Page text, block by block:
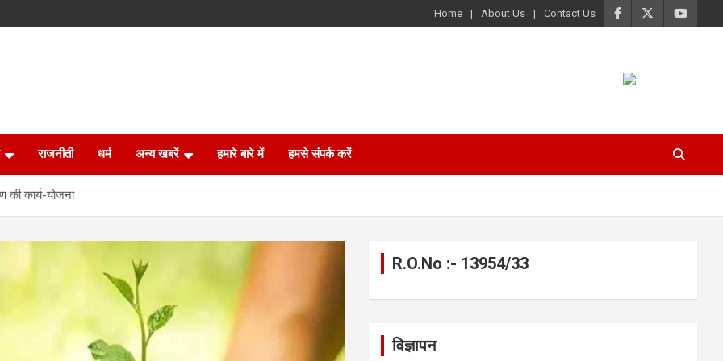
Home About Us Contact Us
राजनीती धर्म अन्य खबरें हमारे बारे में हमसे संपर्क करें
की कार्य-योजना
R.O.No :- 13954/33
विज्ञापन